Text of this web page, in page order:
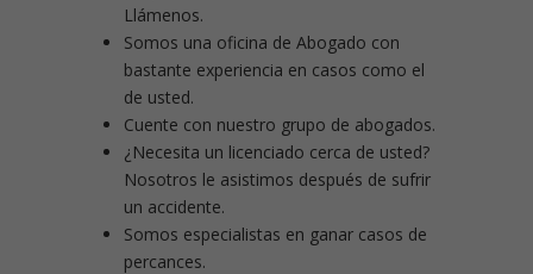
Llámenos.
Somos una oficina de Abogado con
bastante experiencia en casos como el
de usted.
Cuente con nuestro grupo de abogados.
¿Necesita un licenciado cerca de usted?
Nosotros le asistimos después de sufrir
un accidente.
Somos especialistas en ganar casos de
percances.